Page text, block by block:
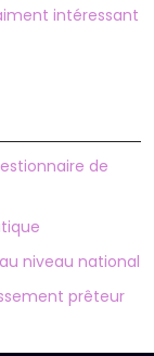
intéressant
de
niveau national
prêteur